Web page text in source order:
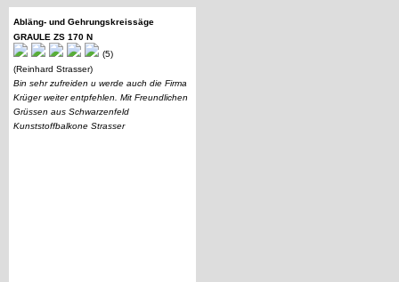
Abläng- und Gehrungskreissäge
GRAULE ZS 170 N
(5)
(Reinhard Strasser)
Bin sehr zufreiden u werde auch die Firma
Krüger weiter entpfehlen. Mit Freundlichen
Grüssen aus Schwarzenfeld
Kunststoffbalkone Strasser